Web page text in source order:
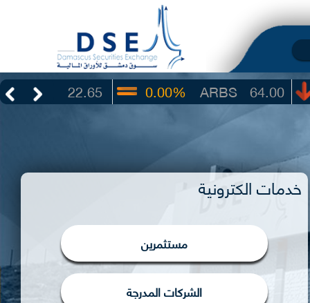
22.65 64.00
ARBS
0.00% -
خدمات الكترونية
مستثمرين
الشركات المدرجة